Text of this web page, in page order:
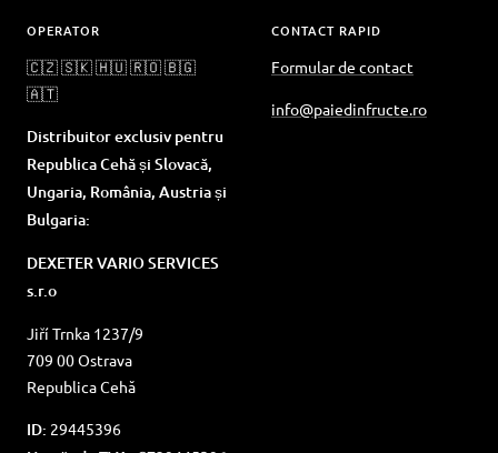
OPERATOR
🇨🇿 🇸🇰 🇭🇺 🇷🇴 🇧🇬
🇦🇹
Distribuitor exclusiv pentru
Republica Cehă și Slovacă,
Ungaria, România, Austria și
Bulgaria:
DEXETER VARIO SERVICES
s.r.o
Jiří Trnka 1237/9
709 00 Ostrava
Republica Cehă
ID: 29445396
CONTACT RAPID
Formular de contact
info@paiedinfructe.ro